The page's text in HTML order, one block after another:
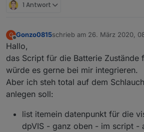
1 Antwort
G
Offline
Gonzo0815schrieb am 26. März 2020,
zuletzt editiert von
Hallo,
das Script für die Batterie Zustände
würde es gerne bei mir integrieren.
Aber ich steh total auf dem
anlegen soll:
list itemein datenpunkt für die
dpVIS - ganz oben - im script -